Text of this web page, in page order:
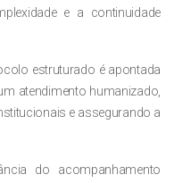
e a continuidade
estruturado é apontada
atendimento humanizado,
e assegurando a
do acompanhamento